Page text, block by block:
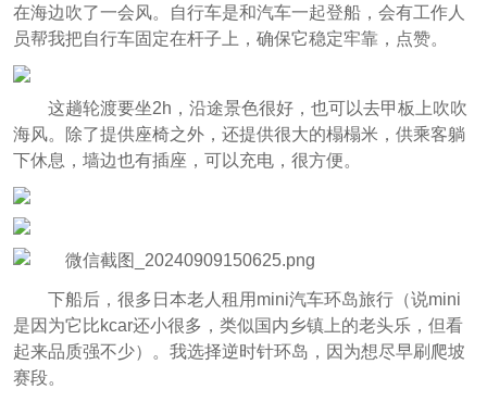
在海边吹了一会风。自行车是和汽车一起登船，会有工作人
员帮我把自行车固定在杆子上，确保它稳定牢靠，点赞。
这趟轮渡要坐2h，沿途景色很好，也可以去甲板上吹吹
海风。除了提供座椅之外，还提供很大的榻榻米，供乘客躺
下休息，墙边也有插座，可以充电，很方便。
下船后，很多日本老人租用mini汽车环岛旅行（说mini
是因为它比kcar还小很多，类似国内乡镇上的老头乐，但看
起来品质强不少）。我选择逆时针环岛，因为想尽早刷爬坡
赛段。